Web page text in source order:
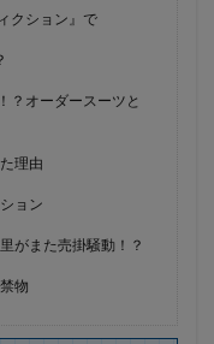
クション』で
？オーダースーツと
理由
ョン
がまた売掛騒動！？
物